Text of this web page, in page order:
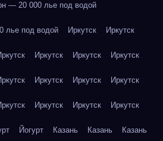
— 20 000 лье под водой
под водой Иркутск Иркутск
Иркутск Иркутск Иркутск
Иркутск Иркутск Иркутск
Иркутск Иркутск Иркутск
Йогурт Казань Казань Казань